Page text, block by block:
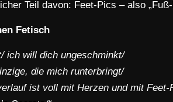
Teil davon: Feet-Pics – also „Fuß-
Fetisch
ich will dich ungeschminkt/
die mich runterbringt/
ist voll mit Herzen und mit Feet-